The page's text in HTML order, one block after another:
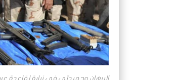
البرهان وحميدتي في زيارة لقاعدة